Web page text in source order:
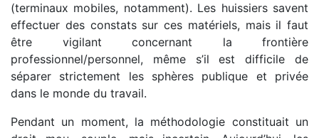
(terminaux mobiles, notamment). Les huissiers savent
effectuer des constats sur ces matériels, mais il faut
être vigilant concernant la frontière
professionnel/personnel, même s’il est difficile de
séparer strictement les sphères publique et privée
dans le monde du travail.
Pendant un moment, la méthodologie constituait un